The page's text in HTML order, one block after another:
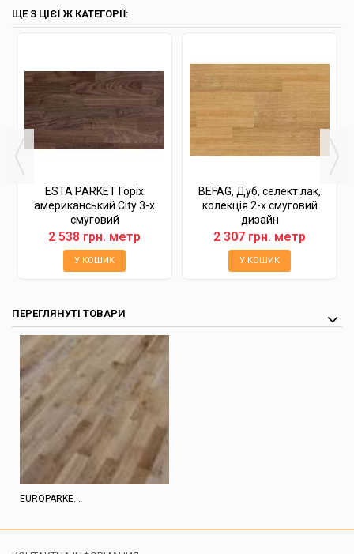
ЩЕ З ЦІЄЇ Ж КАТЕГОРІЇ:
ESTA PARKET Горіх
американський City 3-х
смуговий
2 538 грн. метр
У КОШИК
BEFAG, Дуб, селект лак,
колекція 2-х смуговий
дизайн
2 307 грн. метр
У КОШИК
ПЕРЕГЛЯНУТІ ТОВАРИ
EUROPARKE...